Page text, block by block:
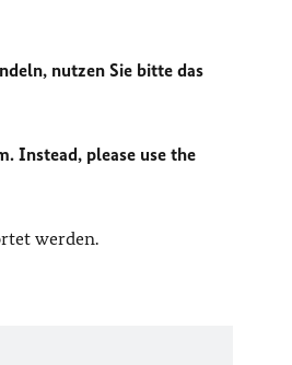
nutzen Sie bitte das
Instead, please use the
werden.